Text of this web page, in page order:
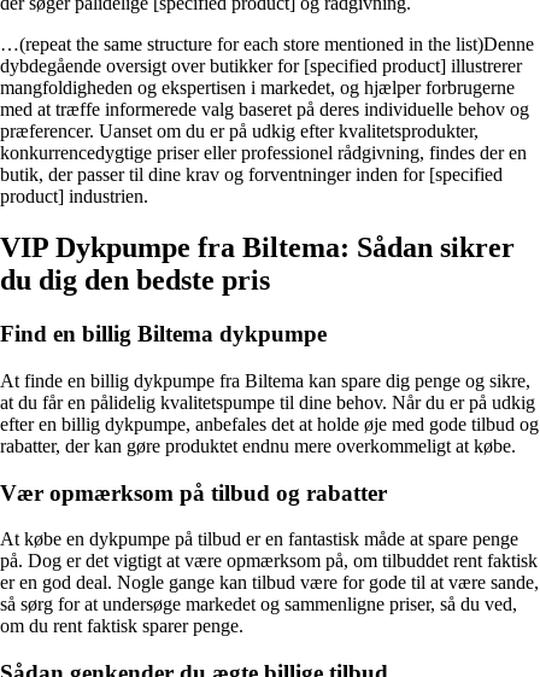
…(repeat the same structure for each store mentioned in the list)Denne
dybdegående oversigt over butikker for [specified product] illustrerer
mangfoldigheden og ekspertisen i markedet, og hjælper forbrugerne
med at træffe informerede valg baseret på deres individuelle behov og
præferencer. Uanset om du er på udkig efter kvalitetsprodukter,
konkurrencedygtige priser eller professionel rådgivning, findes der en
butik, der passer til dine krav og forventninger inden for [specified
product] industrien.
VIP Dykpumpe fra Biltema: Sådan sikrer
du dig den bedste pris
Find en billig Biltema dykpumpe
At finde en billig dykpumpe fra Biltema kan spare dig penge og sikre,
at du får en pålidelig kvalitetspumpe til dine behov. Når du er på udkig
efter en billig dykpumpe, anbefales det at holde øje med gode tilbud og
rabatter, der kan gøre produktet endnu mere overkommeligt at købe.
Vær opmærksom på tilbud og rabatter
At købe en dykpumpe på tilbud er en fantastisk måde at spare penge
på. Dog er det vigtigt at være opmærksom på, om tilbuddet rent faktisk
er en god deal. Nogle gange kan tilbud være for gode til at være sande,
så sørg for at undersøge markedet og sammenligne priser, så du ved,
om du rent faktisk sparer penge.